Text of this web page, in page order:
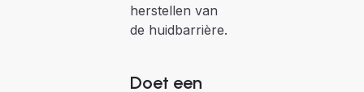
herstellen van
de huidbarrière.
Doet een